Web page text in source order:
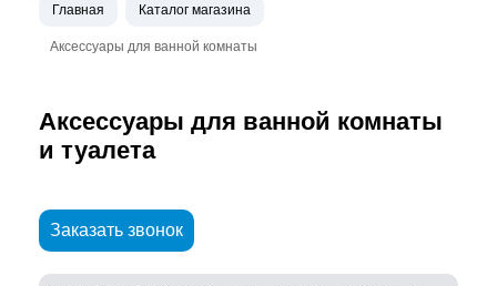
Главная Каталог магазина
Аксессуары для ванной комнаты
Аксессуары для ванной комнаты
и туалета
Заказать звонок